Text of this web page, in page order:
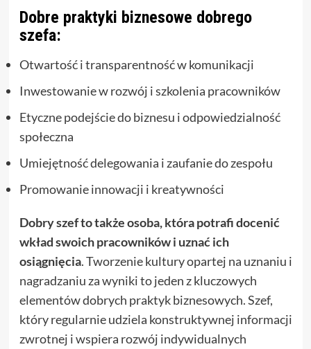
Dobre praktyki biznesowe dobrego
szefa:
Otwartość i transparentność w komunikacji
Inwestowanie w rozwój i szkolenia pracowników
Etyczne podejście do biznesu i odpowiedzialność
społeczna
Umiejętność delegowania i zaufanie do zespołu
Promowanie innowacji i kreatywności
Dobry szef to także osoba, która potrafi docenić
wkład swoich pracowników i uznać ich
osiągnięcia. Tworzenie kultury opartej na uznaniu i
nagradzaniu za wyniki to jeden z kluczowych
elementów dobrych praktyk biznesowych. Szef,
który regularnie udziela konstruktywnej informacji
zwrotnej i wspiera rozwój indywidualnych